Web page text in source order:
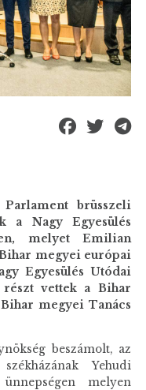
brüsszeli
a Nagy Egyesülés
melyet Emilian
megyei európai
Egyesülés Utódai
részt vettek a Bihar
megyei Tanács
beszámolt, az
Yehudi
melyen